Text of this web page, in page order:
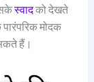
स्वादको देखते
मोदक
हैं।